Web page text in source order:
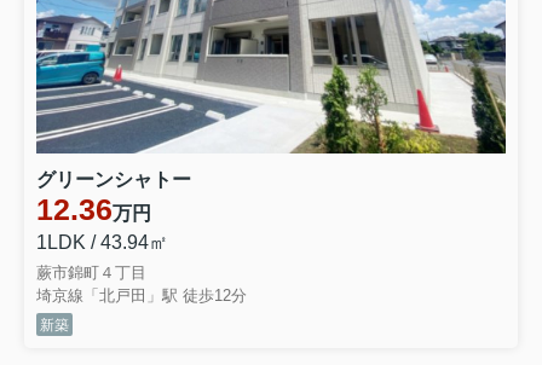
グリーンシャトー
12.36万円
1LDK / 43.94㎡
蕨市錦町４丁目
埼京線「北戸田」駅 徒歩12分
新築